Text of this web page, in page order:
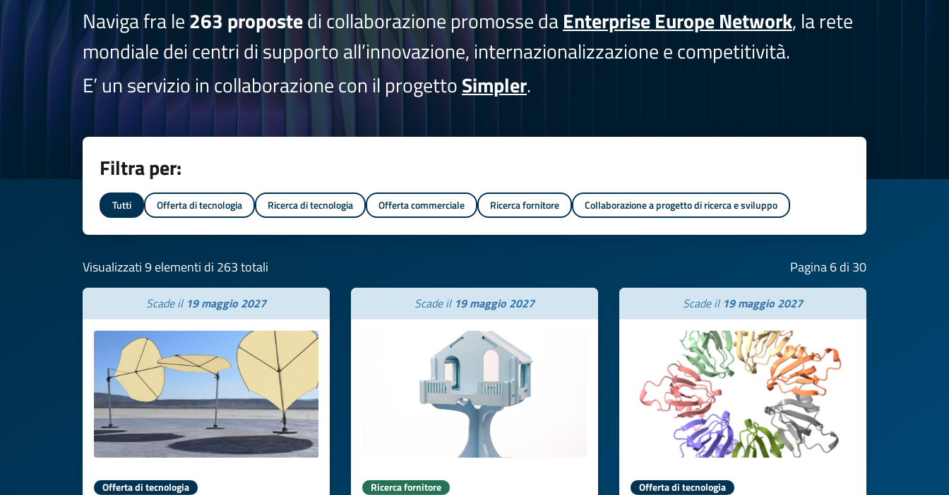
Naviga fra le263 propostedi collaborazione promosse daEnterprise Europe Network, la rete
mondiale dei centri di supporto all’innovazione, internazionalizzazione e competitività.
E’ un servizio in collaborazione con il progettoSimpler.
Filtra per:
Tutti Offerta di tecnologia Ricerca di tecnologia Offerta commerciale Ricerca fornitore Collaborazione a progetto di ricerca e sviluppo
Visualizzati 9 elementi di 263 totali Pagina 6 di 30
Scade il 19 maggio 2027
Offerta di tecnologia
Scade il 19 maggio 2027
Ricerca fornitore
Scade il 19 maggio 2027
Offerta di tecnologia